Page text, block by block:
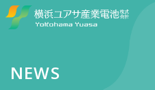
NEWS